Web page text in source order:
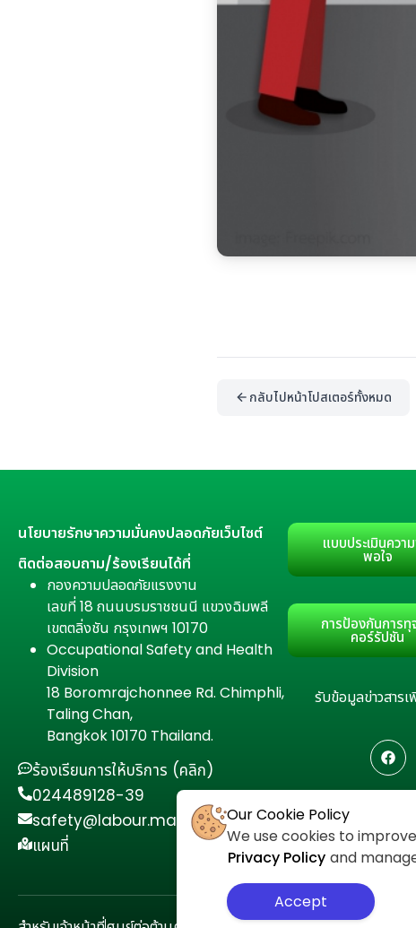
กลับไปหน้าโปสเตอร์ทั้งหมด
นโยบายรักษาความมั่นคงปลอดภัยเว็บไซต์
ติดต่อสอบถาม/ร้องเรียนได้ที่
กองความปลอดภัยแรงงาน
เลขที่ 18 ถนนบรมราชชนนี แขวงฉิมพลี
เขตตลิ่งชัน กรุงเทพฯ 10170
Occupational Safety and Health
Division
18 Boromrajchonnee Rd. Chimphli,
Taling Chan,
Bangkok 10170 Thailand.
ร้องเรียนการให้บริการ (คลิก)
024489128-39
safety@labour.mail.go.th
แผนที่
แบบประเมินควา
พอใจ
การป้องกันการทุ
คอร์รัปชัน
รับข้อมูลข่าวสาร
Our Cookie Policy
We use cookies to
Privacy Policy and
Accept